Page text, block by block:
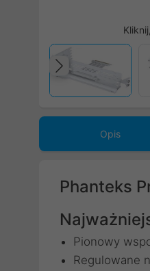
Opis
Phanteks
Pionowy
Regulowane